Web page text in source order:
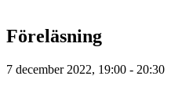
Föreläsning
7 december 2022, 19:00 - 20:30